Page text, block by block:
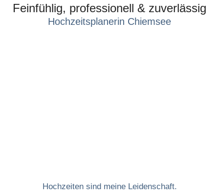
Feinfühlig, professionell & zuverlässig
Hochzeitsplanerin Chiemsee
Hochzeiten sind meine Leidenschaft.